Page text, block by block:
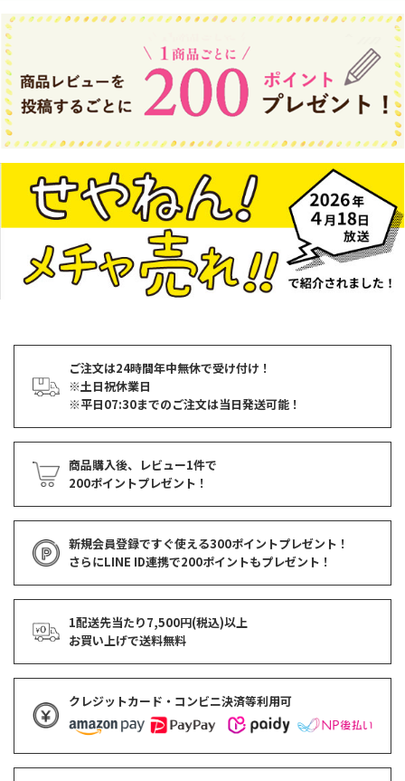
ご注文は24時間年中無休で受け付け！
※土日祝休業日
※平日07:30までのご注文は当日発送可能！
商品購入後、レビュー1件で
200ポイントプレゼント！
新規会員登録ですぐ使える300ポイントプレゼント！
さらにLINE ID連携で200ポイントもプレゼント！
1配送先当たり7,500円(税込)以上
お買い上げで送料無料
クレジットカード・コンビニ決済等利用可